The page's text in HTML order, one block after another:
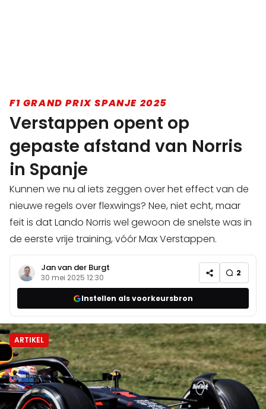
F1 GRAND PRIX SPANJE 2025
Verstappen opent op
gepaste afstand van Norris
in Spanje
Kunnen we nu al iets zeggen over het effect van de
nieuwe regels over flexwings? Nee, niet echt, maar
feit is dat Lando Norris wel gewoon de snelste was in
de eerste vrije training, vóór Max Verstappen.
Jan van der Burgt
30 mei 2025 12:30 2
Instellen als voorkeursbron
ARTIKEL